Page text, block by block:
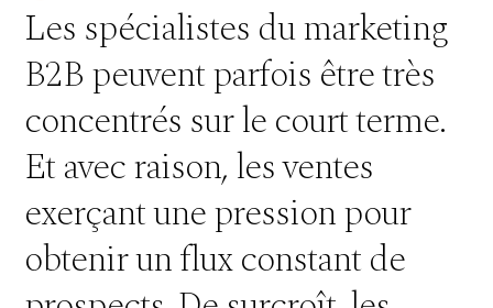
Les spécialistes du marketing
B2B peuvent parfois être très
concentrés sur le court terme.
Et avec raison, les ventes
exerçant une pression pour
obtenir un flux constant de